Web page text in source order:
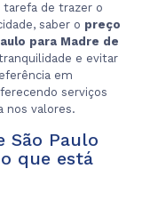
tarefa de trazer o
saber o preço
para Madre de
e evitar
em
serviços
nos valores.
São Paulo
que está